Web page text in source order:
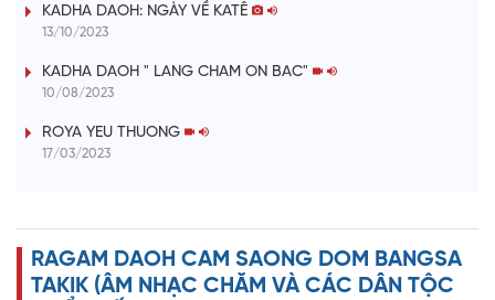
V
e
o
KADHA DAOH: NGÀY VỀ KATÊ
13/10/2023
KADHA DAOH " LANG CHAM ON BAC"
10/08/2023
ROYA YEU THUONG
17/03/2023
RAGAM DAOH CAM SAONG DOM BANGSA
TAKIK (ÂM NHẠC CHĂM VÀ CÁC DÂN TỘC